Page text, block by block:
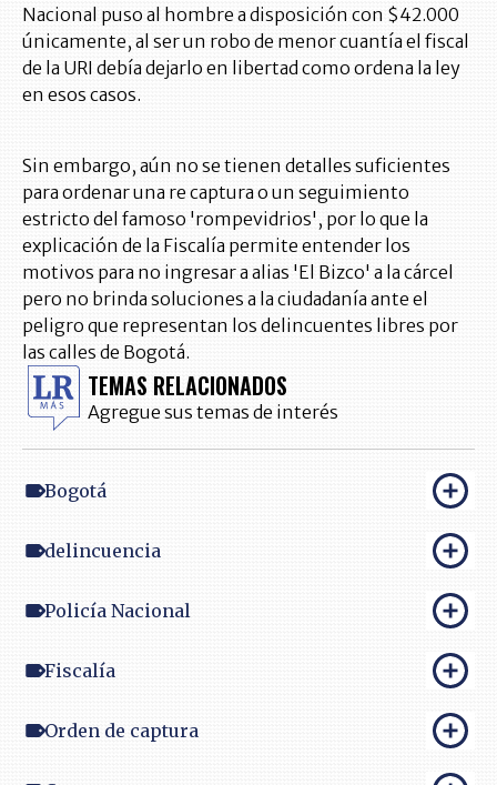
Nacional puso al hombre a disposición con $42.000
únicamente, al ser un robo de menor cuantía el fiscal
de la URI debía dejarlo en libertad como ordena la ley
en esos casos.
Sin embargo, aún no se tienen detalles suficientes
para ordenar una re captura o un seguimiento
estricto del famoso 'rompevidrios', por lo que la
explicación de la Fiscalía permite entender los
motivos para no ingresar a alias 'El Bizco' a la cárcel
pero no brinda soluciones a la ciudadanía ante el
peligro que representan los delincuentes libres por
las calles de Bogotá.
TEMAS RELACIONADOS
Agregue sus temas de interés
Bogotá
delincuencia
Policía Nacional
Fiscalía
Orden de captura